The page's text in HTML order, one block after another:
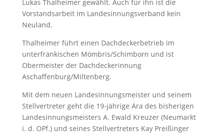
Lukas Thalheimer gewählt. Auch für ihn ist die
Vorstandsarbeit im Landesinnungsverband kein
Neuland.
Thalheimer führt einen Dachdeckerbetrieb im
unterfränkischen Mömbris/Schimborn und ist
Obermeister der Dachdeckerinnung
Aschaffenburg/Miltenberg.
Mit dem neuen Landesinnungsmeister und seinem
Stellvertreter geht die 19-jährige Ära des bisherigen
Landesinnungsmeisters A. Ewald Kreuzer (Neumarkt
i. d. OPf.) und seines Stellvertreters Kay Preißinger